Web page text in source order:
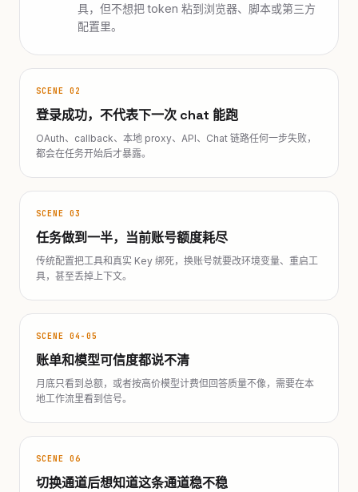
具，但不想把 token 粘到浏览器、脚本或第三方
配置里。
SCENE 02
登录成功，不代表下一次 chat 能跑
OAuth、callback、本地 proxy、API、Chat 链路任何一步失败，
都会在任务开始后才暴露。
SCENE 03
任务做到一半，当前账号额度耗尽
传统配置把工具和真实 Key 绑死，换账号就要改环境变量、重启工
具，甚至丢掉上下文。
SCENE 04-05
账单和模型可信度都说不清
月底只看到总额，或者按高价模型计费但回答质量不像，需要在本
地工作流里看到信号。
SCENE 06
切换通道后想知道这条通道稳不稳